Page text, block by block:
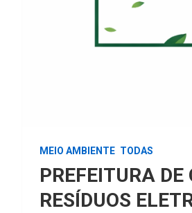
MEIO AMBIENTE TODAS
PREFEITURA DE
RESÍDUOS